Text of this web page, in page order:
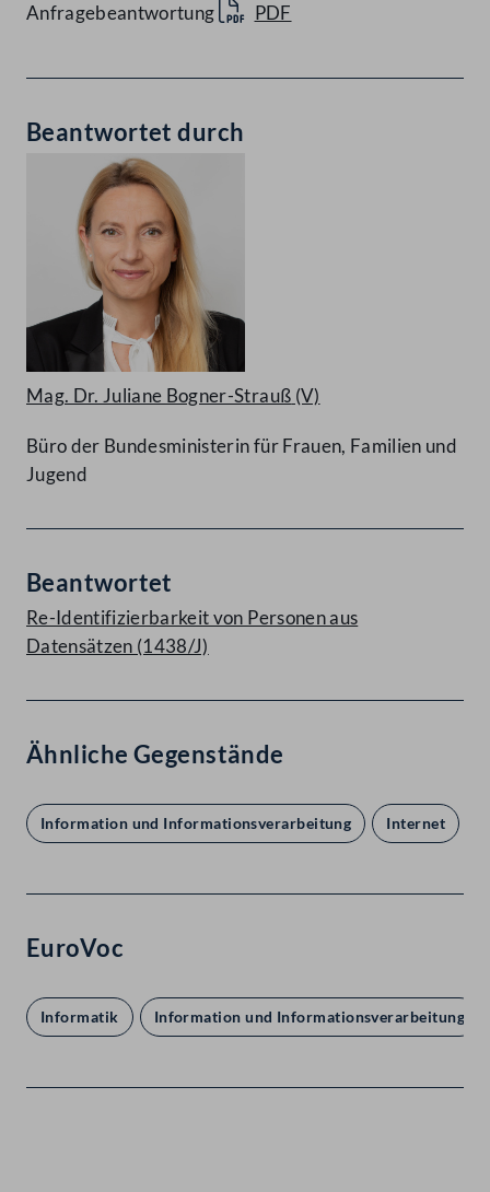
Anfragebeantwortung PDF
Beantwortet durch
Mag. Dr. Juliane Bogner-Strauß (V)
Büro der Bundesministerin für Frauen, Familien und
Jugend
Beantwortet
Re-Identifizierbarkeit von Personen aus
Datensätzen (1438/J)
Ähnliche Gegenstände
Information und Informationsverarbeitung Internet
EuroVoc
Informatik Information und Informationsverarbeitung